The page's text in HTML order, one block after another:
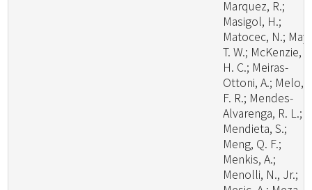
Marquez, R.;
Masigol, H.;
Matocec, N.; May,
T. W.; McKenzie,
H. C.; Meiras-
Ottoni, A.; Melo,
F. R.; Mendes-
Alvarenga, R. L.;
Mendieta, S.;
Meng, Q. F.;
Menkis, A.;
Menolli, N., Jr.;